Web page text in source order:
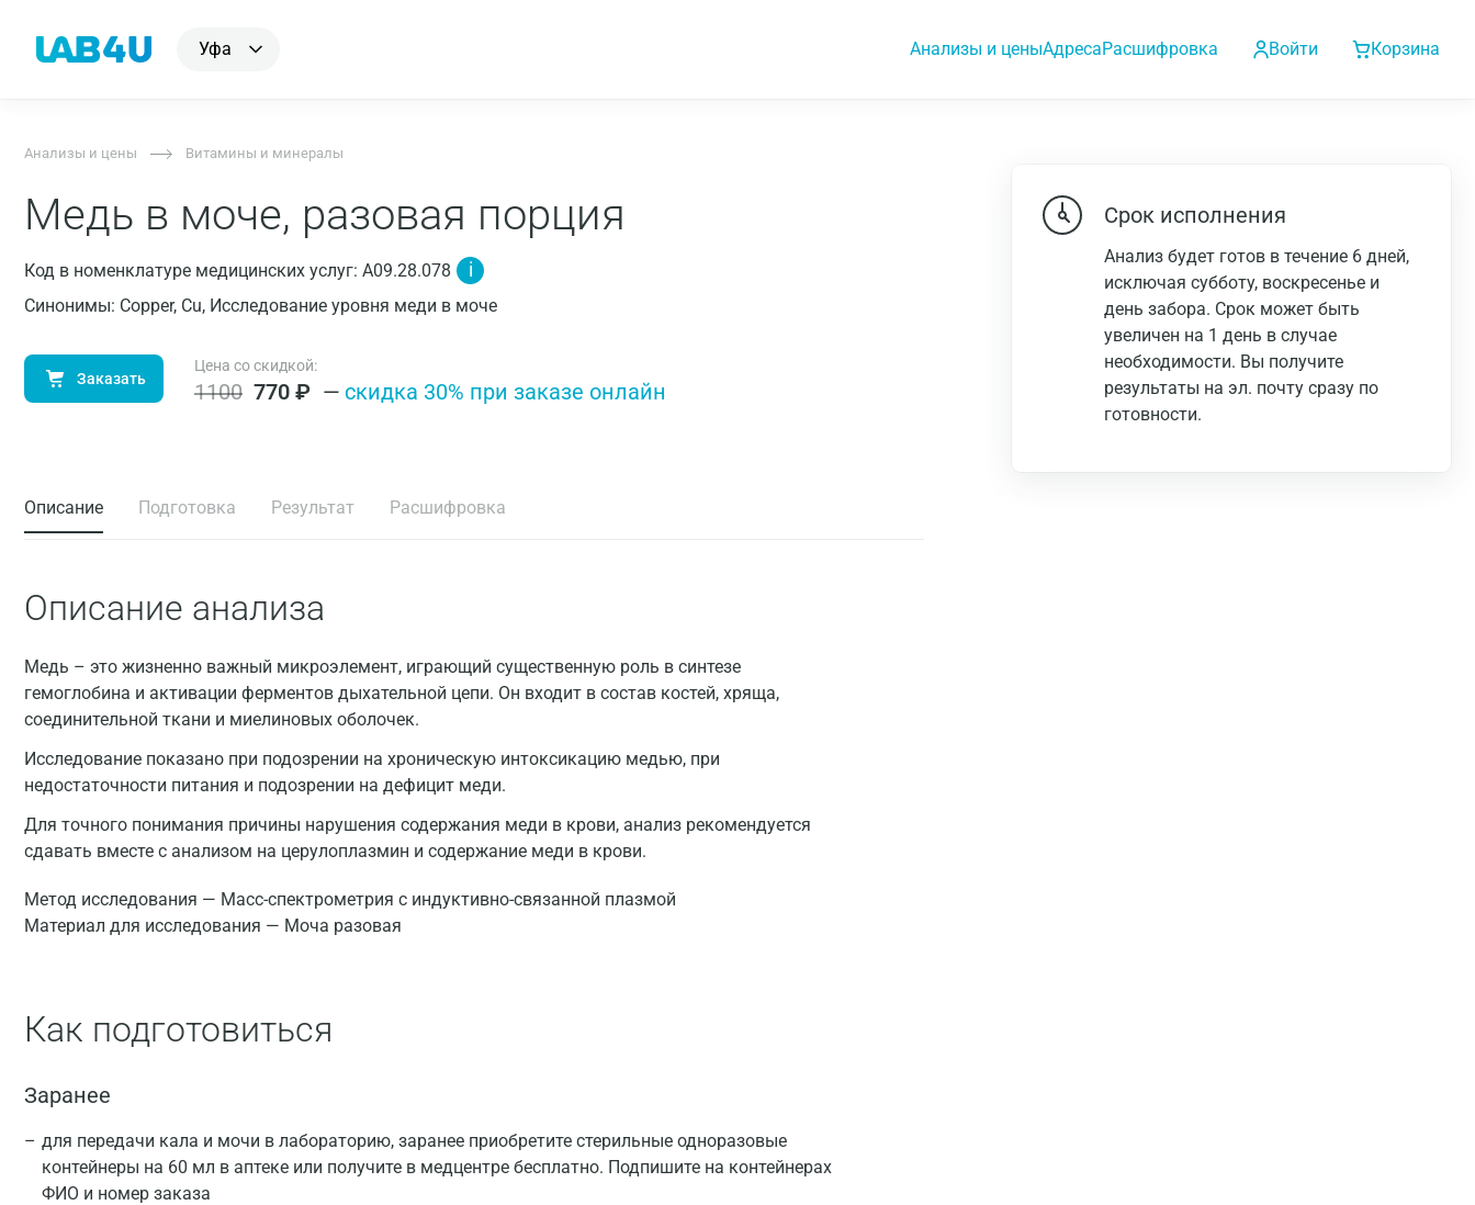
Уфа Анализы и ценыАдресаРасшифровка Войти Корзина
Анализы и цены Витамины и минералы
Медь в моче, разовая порция
Код в номенклатуре медицинских услуг: A09.28.078 i
Синонимы: Copper, Cu, Исследование уровня меди в моче
Заказать
Цена со скидкой:
1100 770 ₽ — cкидка 30% при заказе онлайн
Описание Подготовка Результат Расшифровка
Описание анализа
Медь – это жизненно важный микроэлемент, играющий существенную роль в синтезе
гемоглобина и активации ферментов дыхательной цепи. Он входит в состав костей, хряща,
соединительной ткани и миелиновых оболочек.
Исследование показано при подозрении на хроническую интоксикацию медью, при
недостаточности питания и подозрении на дефицит меди.
Для точного понимания причины нарушения содержания меди в крови, анализ рекомендуется
сдавать вместе с анализом на церулоплазмин и содержание меди в крови.
Метод исследования — Масс-спектрометрия с индуктивно-связанной плазмой
Материал для исследования — Моча разовая
Как подготовиться
Заранее
для передачи кала и мочи в лабораторию, заранее приобретите стерильные одноразовые
контейнеры на 60 мл в аптеке или получите в медцентре бесплатно. Подпишите на контейнерах
ФИО и номер заказа
Срок исполнения
Анализ будет готов в течение 6 дней,
исключая субботу, воскресенье и
день забора. Срок может быть
увеличен на 1 день в случае
необходимости. Вы получите
результаты на эл. почту сразу по
готовности.